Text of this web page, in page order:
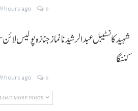
9 hours ago 0
شہید کانسٹیبل عبدالرشید نا نماز جنازہ
کننگا
9 hours ago 0
LOAD MORE POSTS